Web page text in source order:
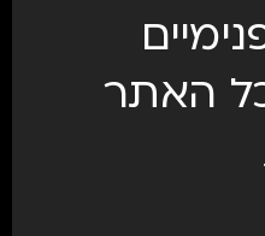
האתר